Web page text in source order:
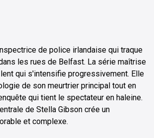
de police irlandaise qui traque
les rues de Belfast. La série maîtrise
qui s'intensifie progressivement. Elle
de son meurtrier principal tout en
qui tient le spectateur en haleine.
de Stella Gibson crée un
et complexe.